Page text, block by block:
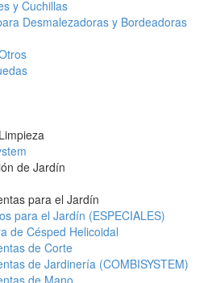
y Cuchillas
Desmalezadoras y Bordeadoras
de Jardín
para el Jardín
para el Jardín (ESPECIALES)
de Césped Helicoidal
de Corte
de Jardinería (COMBISYSTEM)
de Mano